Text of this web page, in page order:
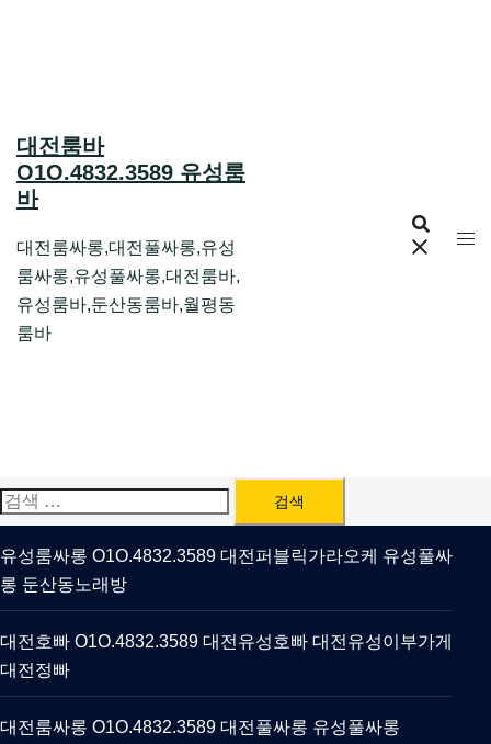
대전룸바
O1O.4832.3589 유성룸
바
대전룸싸롱,대전풀싸롱,유성
룸싸롱,유성풀싸롱,대전룸바,
유성룸바,둔산동룸바,월평동
룸바
검
색:
유성룸싸롱 O1O.4832.3589 대전퍼블릭가라오케 유성풀싸
롱 둔산동노래방
대전호빠 O1O.4832.3589 대전유성호빠 대전유성이부가게
대전정빠
대전룸싸롱 O1O.4832.3589 대전풀싸롱 유성풀싸롱